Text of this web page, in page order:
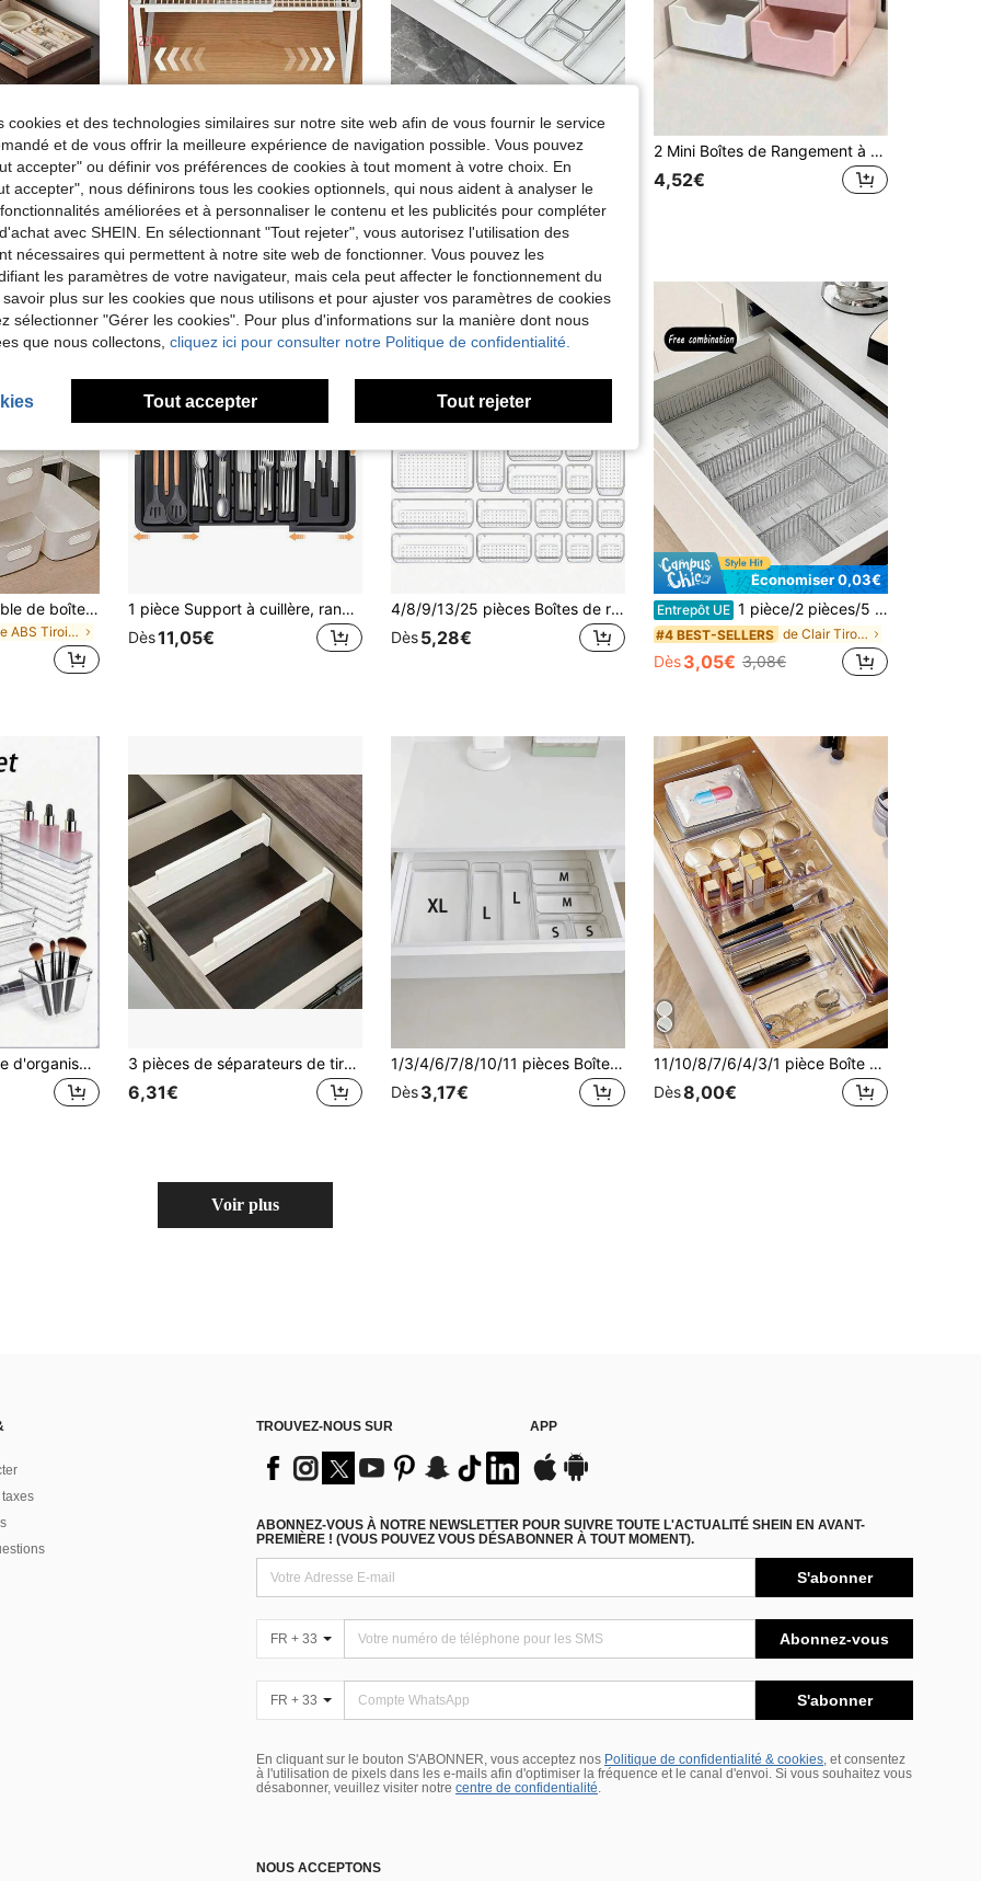
6/1 pièce Plateau à bijoux couleur noyer, support de présentation de bijoux collier et bague, boîte à bijoux cadeau pour filles, cadeau de voyage
de Déplacements domicile-travail Tiroirs de rangem
Entrepôt UE 1 pièce Étagère de rangement pour placard réglable - Étagère de placard en métal robuste, hauteur réglable, étagère de rangement vertical gain de place, convient pour les vêtements, les chaussures, les armoires - facile à installer, convient pour les placards, les armoires à chaussures, les systèmes d'organisation de placard - convient pour la maison, le bureau, l'utilisation commerciale, l'organisation et le rangement de placard, l'organisation de la maison, design élégant, structure robuste
#8 BEST-SELLERS de Multicolore Tiroirs de rangement
Dès 11,51€
Entrepôt UE Ensemble de 6/7 pièces d'organisateurs de tiroirs en acrylique transparent, boîtes de rangement de cosmétiques polyvalentes, organisateurs de bureau élégants pour le maquillage, les fournitures de bureau et le rangement divers, essentiels d'été parfaits pour les femmes, cadeau idéal pour Noël, Thanksgiving, Nouvel An et la Saint-Valentin, améliorez votre espace avec des solutions d'élégance fonctionnelle et d'organisation, gain de place
#2 BEST-SELLERS
Dès 8,01€
Clients très fidèles
2 Mini Boîtes de Rangement à 3 Tiroirs, Parfaites pour Ranger de Petits Objets comme les Bijoux, les Accessoires pour Cheveux, les Boucles d'Oreilles, Etc., pour Utilisation dans les Meubles, les Bureaux, les Études, les Chambres et les Salles de Bain. Boîte de Rangement de Bureau à 3 Niveaux, Boîte de Rangement de Bureau, Boîte de Rangement pour Bijoux,
4,52€
12/6 pièces Ensemble de boîtes de rangement multifonctionnelles - Bacs organisateurs en plastique durable pour les cosmétiques, les collations et les articles essentiels quotidiens, rangement de bureau et de tiroir, convient pour la coiffeuse, la cuisine, la salle de bain et le dortoir, articles essentiels de rentrée scolaire pour le dortoir gain de place
de ABS Tiroirs de rangement
1 pièce Support à cuillère, rangement de cuisine, étagère de rangement de cuisine, étagère de rangement d'armoire de cuisine, boîte de rangement de couverts télescopique réglable, tiroir de rangement de couteaux, fourchettes et cuillères, plateau de rangement de couverts à compartiments multiples, conception de classification, taille réglable pour s'adapter à différents tiroirs
Dès11,05€
4/8/9/13/25 pièces Boîtes de rangement transparentes pour tiroirs, convenant pour les cosmétiques et l'organisation de bureau. Plateau de salle de bain multifonctionnel, peut stocker les cosmétiques, les produits de soins de la peau, les bijoux et les fournitures de bureau, parfait pour la coiffeuse.
Dès5,28€
Économiser 0,03€
Entrepôt UE 1 pièce/2 pièces/5 pièces/7 pièces/10 pièces/11 pièces Ensemble de boîtes de rangement en plastique transparent multifonctionnel, idéal pour l'organisation des cosmétiques et le rangement de la salle de bain, disponible en plusieurs tailles pour chaque pièce, parfait pour les tiroirs de coiffeuse et de salle de bain, présentoir à maquillage à la mode, embellissant la décoration de la maison et de la chambre à coucher, cadeau idéal pour les fêtes, Thanksgiving, Noël, Nouvel An, petite amie, rehaussez votre espace avec une décoration automnale et des fêtes, organisateur essentiel pour une maison rangée et élégante
#4 BEST-SELLERS de Clair Tiroirs de rangement
Dès3,05€ 3,08€
25 pièces Ensemble d'organisateur de tiroir, multiples combinaisons disponibles, boîte de rangement multifonctionnelle pour tiroir de salle de bain, gain de place, pour organiser les articles essentiels quotidiens
3 pièces de séparateurs de tiroir extensibles, cloisons de rangement flexibles. Organisateur multifonctionnel, peut être combiné librement, parfait pour les tiroirs, les armoires et les placards de cuisine
6,31€
1/3/4/6/7/8/10/11 pièces Boîte de rangement de cosmétiques de bureau, ensemble de boîtes de rangement à tiroirs en plastique transparent combiné, boîte de rangement de cosmétiques transparente, boîte de rangement exquise, boîte de rangement à tiroirs de bureau et boîte de rangement, convient pour les cosmétiques, les bijoux, la cuisine, la chambre, la salle de bain, le bureau, la décoration de tiroir de bureau de fête
Dès3,17€
11/10/8/7/6/4/3/1 pièce Boîte de rangement de tiroir de bureau transparente, pour l'organisation de petits articles, convient pour les cosmétiques, les outils de maquillage et les accessoires, peut trier la papeterie et les fournitures quotidiennes, applicable aux dortoirs d'étudiants, à la décoration de chambre, à la fraîcheur des voyages d'été, conteneurs empilables de tailles multiples, boîte organisatrice de rangement de cadeaux d'été pour femmes, boîte de rangement organisatrice de bureau, décoration de vacances, décoration d'étude, boîte organisatrice de fournitures de bureau avec séparateur
Dès8,00€
Voir plus
taxes
TROUVEZ-NOUS SUR APP
ABONNEZ-VOUS À NOTRE NEWSLETTER POUR SUIVRE TOUTE L'ACTUALITÉ SHEIN EN AVANT-
PREMIÈRE ! (VOUS POUVEZ VOUS DÉSABONNER À TOUT MOMENT).
S'abonner
FR + 33 Abonnez-vous
FR + 33 S'abonner
En cliquant sur le bouton S'ABONNER, vous acceptez nos Politique de confidentialité & cookies, et consentez
à l'utilisation de pixels dans les e-mails afin d'optimiser la fréquence et le canal d'envoi. Si vous souhaitez vous
désabonner, veuillez visiter notre centre de confidentialité.
NOUS ACCEPTONS
cookies et des technologies similaires sur notre site web afin de vous fournir le service
et de vous offrir la meilleure expérience de navigation possible. Vous pouvez
accepter" ou définir vos préférences de cookies à tout moment à votre choix. En
accepter", nous définirons tous les cookies optionnels, qui nous aident à analyser le
améliorées et à personnaliser le contenu et les publicités pour compléter
avec SHEIN. En sélectionnant "Tout rejeter", vous autorisez l'utilisation des
nécessaires qui permettent à notre site web de fonctionner. Vous pouvez les
les paramètres de votre navigateur, mais cela peut affecter le fonctionnement du
plus sur les cookies que nous utilisons et pour ajuster vos paramètres de cookies
sélectionner "Gérer les cookies". Pour plus d'informations sur la manière dont nous
que nous collectons, cliquez ici pour consulter notre Politique de confidentialité.
Tout accepter Tout rejeter